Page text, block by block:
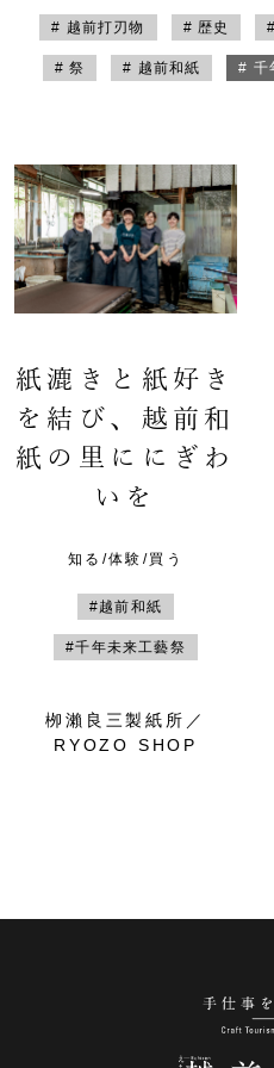
# 越前打刃物 # 歴史
# 祭 # 越前和紙 # 千
紙漉きと紙好き
を結び、越前和
紙の里ににぎわ
いを
知る/体験/買う
#越前和紙
#千年未来工藝祭
栁瀨良三製紙所／
RYOZO SHOP